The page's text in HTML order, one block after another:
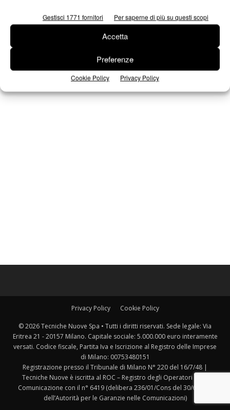
Gestisci 1771 fornitori Per saperne di più su questi scopi
Accetta
Preferenze
Cookie Policy Privacy Policy
Privacy Policy Cookie Policy
© 2026 Tecniche Nuove Spa • Tutti i diritti riservati. Sede legale: Via
Eritrea 21 - 20157 Milano. Capitale sociale: 5.000.000 euro interamente
versati. Codice fiscale, Partita Iva e Iscrizione al Registro delle Imprese
di Milano: 00753480151
Registrazione presso il Tribunale di Milano N° 220 del 16/7/48 |
Tecniche Nuove è iscritta al ROC – Registro degli Operatori della
Comunicazione con il n° 6419 (delibera 236/01/Cons del 30/6/2001
dell’Autorità per le Garanzie nelle Comunicazioni)